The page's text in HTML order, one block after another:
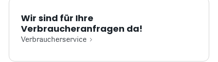
Wir sind für Ihre
Verbraucheranfragen da!
Verbraucherservice